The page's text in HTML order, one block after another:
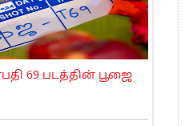
69 படத்தின் பூஜை